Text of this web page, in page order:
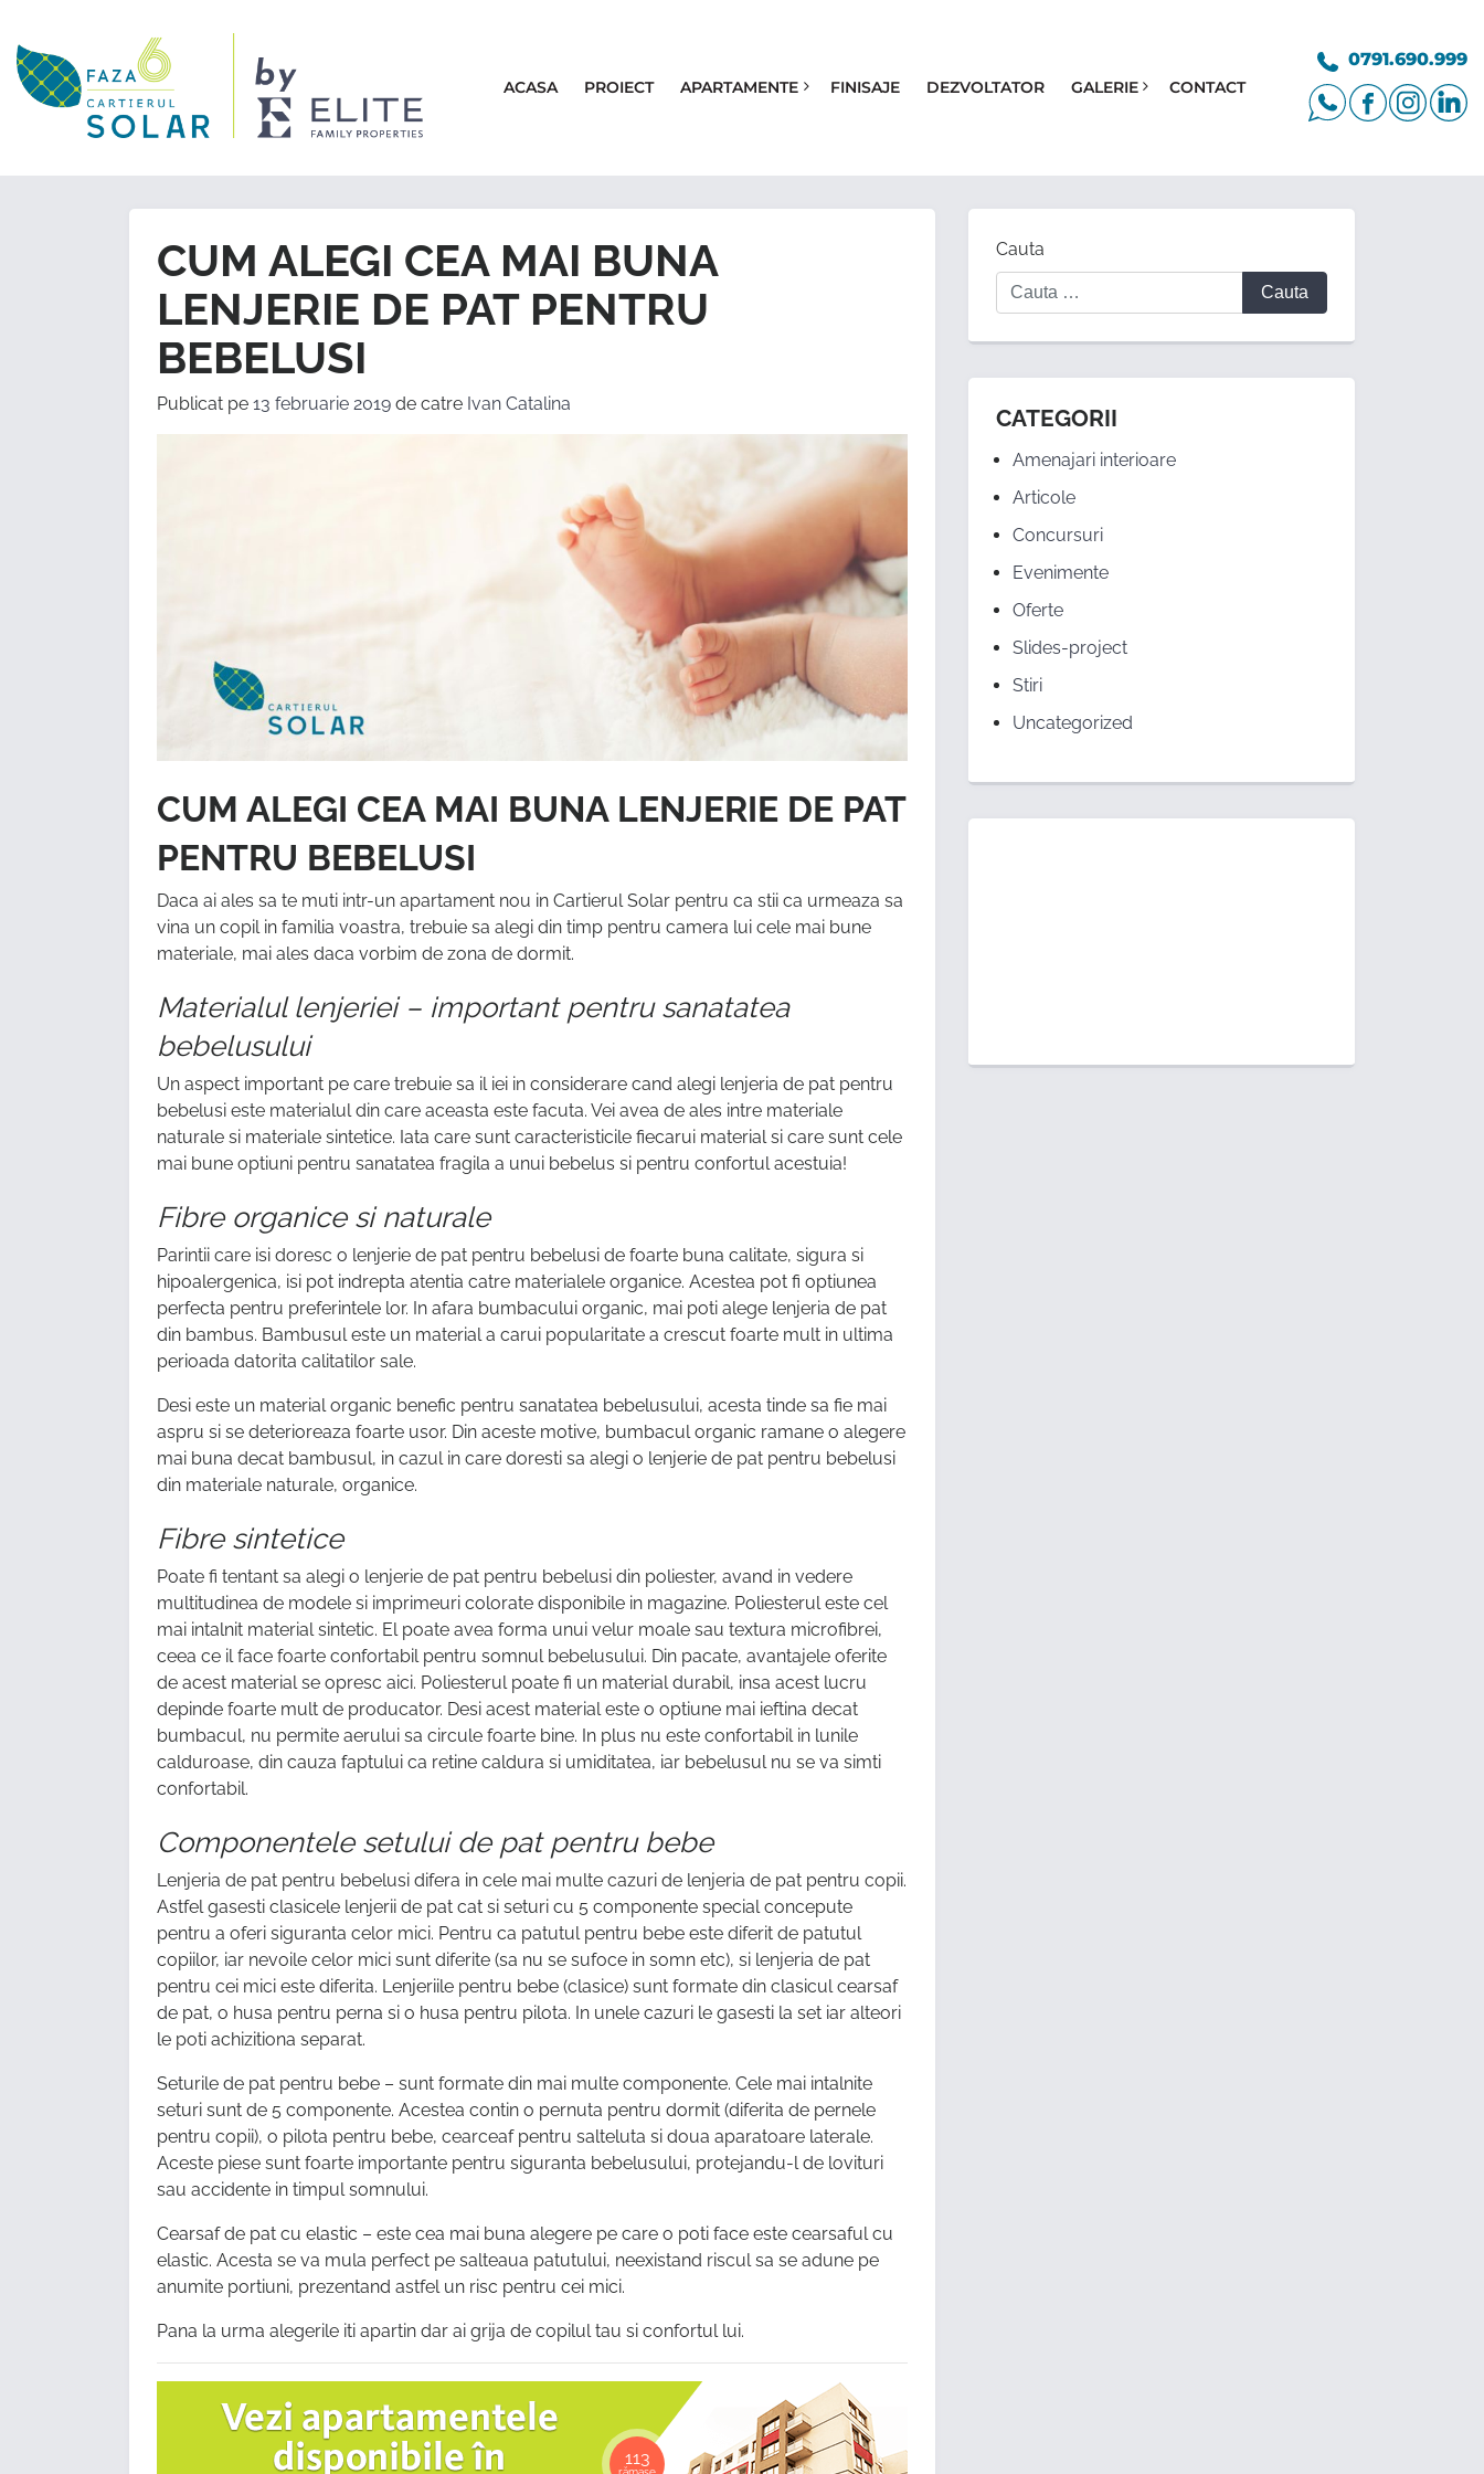
0791.690.999
ACASA PROIECT APARTAMENTE FINISAJE DEZVOLTATOR GALERIE CONTACT
CUM ALEGI CEA MAI BUNA
LENJERIE DE PAT PENTRU
BEBELUSI
Publicat pe 13 februarie 2019 de catre Ivan Catalina
CUM ALEGI CEA MAI BUNA LENJERIE DE PAT
PENTRU BEBELUSI
Daca ai ales sa te muti intr-un apartament nou in Cartierul Solar pentru ca stii ca urmeaza sa
vina un copil in familia voastra, trebuie sa alegi din timp pentru camera lui cele mai bune
materiale, mai ales daca vorbim de zona de dormit.
Materialul lenjeriei – important pentru sanatatea
bebelusului
Un aspect important pe care trebuie sa il iei in considerare cand alegi lenjeria de pat pentru
bebelusi este materialul din care aceasta este facuta. Vei avea de ales intre materiale
naturale si materiale sintetice. Iata care sunt caracteristicile fiecarui material si care sunt cele
mai bune optiuni pentru sanatatea fragila a unui bebelus si pentru confortul acestuia!
Fibre organice si naturale
Parintii care isi doresc o lenjerie de pat pentru bebelusi de foarte buna calitate, sigura si
hipoalergenica, isi pot indrepta atentia catre materialele organice. Acestea pot fi optiunea
perfecta pentru preferintele lor. In afara bumbacului organic, mai poti alege lenjeria de pat
din bambus. Bambusul este un material a carui popularitate a crescut foarte mult in ultima
perioada datorita calitatilor sale.
Desi este un material organic benefic pentru sanatatea bebelusului, acesta tinde sa fie mai
aspru si se deterioreaza foarte usor. Din aceste motive, bumbacul organic ramane o alegere
mai buna decat bambusul, in cazul in care doresti sa alegi o lenjerie de pat pentru bebelusi
din materiale naturale, organice.
Fibre sintetice
Poate fi tentant sa alegi o lenjerie de pat pentru bebelusi din poliester, avand in vedere
multitudinea de modele si imprimeuri colorate disponibile in magazine. Poliesterul este cel
mai intalnit material sintetic. El poate avea forma unui velur moale sau textura microfibrei,
ceea ce il face foarte confortabil pentru somnul bebelusului. Din pacate, avantajele oferite
de acest material se opresc aici. Poliesterul poate fi un material durabil, insa acest lucru
depinde foarte mult de producator. Desi acest material este o optiune mai ieftina decat
bumbacul, nu permite aerului sa circule foarte bine. In plus nu este confortabil in lunile
calduroase, din cauza faptului ca retine caldura si umiditatea, iar bebelusul nu se va simti
confortabil.
Componentele setului de pat pentru bebe
Lenjeria de pat pentru bebelusi difera in cele mai multe cazuri de lenjeria de pat pentru copii.
Astfel gasesti clasicele lenjerii de pat cat si seturi cu 5 componente special concepute
pentru a oferi siguranta celor mici. Pentru ca patutul pentru bebe este diferit de patutul
copiilor, iar nevoile celor mici sunt diferite (sa nu se sufoce in somn etc), si lenjeria de pat
pentru cei mici este diferita. Lenjeriile pentru bebe (clasice) sunt formate din clasicul cearsaf
de pat, o husa pentru perna si o husa pentru pilota. In unele cazuri le gasesti la set iar alteori
le poti achizitiona separat.
Seturile de pat pentru bebe – sunt formate din mai multe componente. Cele mai intalnite
seturi sunt de 5 componente. Acestea contin o pernuta pentru dormit (diferita de pernele
pentru copii), o pilota pentru bebe, cearceaf pentru salteluta si doua aparatoare laterale.
Aceste piese sunt foarte importante pentru siguranta bebelusului, protejandu-l de lovituri
sau accidente in timpul somnului.
Cearsaf de pat cu elastic – este cea mai buna alegere pe care o poti face este cearsaful cu
elastic. Acesta se va mula perfect pe salteaua patutului, neexistand riscul sa se adune pe
anumite portiuni, prezentand astfel un risc pentru cei mici.
Pana la urma alegerile iti apartin dar ai grija de copilul tau si confortul lui.
113
Cauta
CATEGORII
Amenajari interioare
Articole
Concursuri
Evenimente
Oferte
Slides-project
Stiri
Uncategorized